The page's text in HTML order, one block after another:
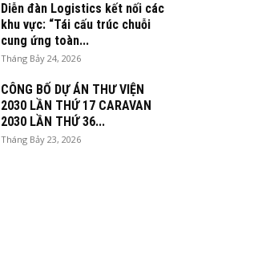
Diễn đàn Logistics kết nối các
khu vực: “Tái cấu trúc chuỗi
cung ứng toàn...
Tháng Bảy 24, 2026
CÔNG BỐ DỰ ÁN THƯ VIỆN
2030 LẦN THỨ 17 CARAVAN
2030 LẦN THỨ 36...
Tháng Bảy 23, 2026